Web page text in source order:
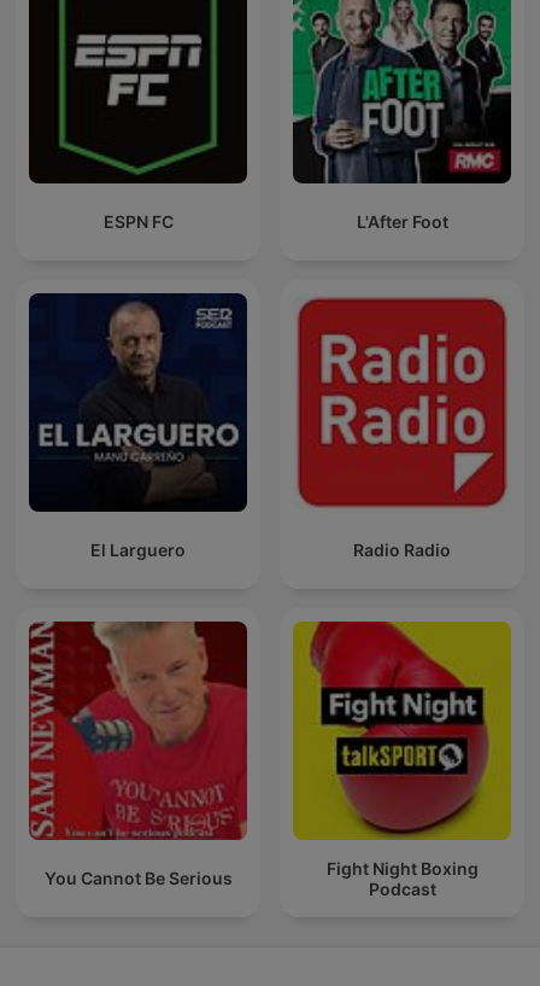
ESPN FC L'After Foot
El Larguero Radio Radio
You Cannot Be Serious
Fight Night Boxing
Podcast